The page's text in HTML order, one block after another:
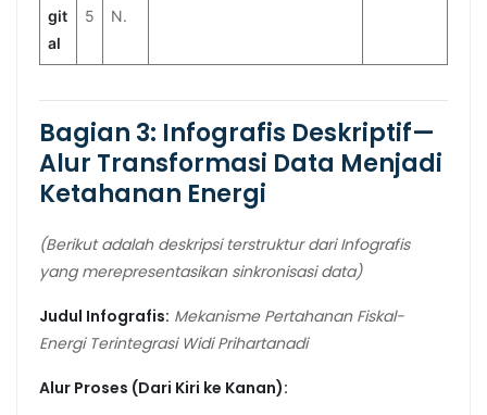
git
al
5
N.
Bagian 3: Infografis Deskriptif—
Alur Transformasi Data Menjadi
Ketahanan Energi
(Berikut adalah deskripsi terstruktur dari Infografis
yang merepresentasikan sinkronisasi data)
Judul Infografis: Mekanisme Pertahanan Fiskal-
Energi Terintegrasi Widi Prihartanadi
Alur Proses (Dari Kiri ke Kanan):